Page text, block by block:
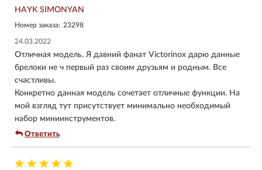
HAYK SIMONYAN
Номер заказа: 23298
24.03.2022
Отличная модель. Я давний фанат Victorinox дарю данные
брелоки не ч первый раз своим друзьям и родным. Все
счастливы.
Конкретно данная модель сочетает отличные функции. На
мой взгляд тут присутствует минимально необходимый
набор миниинструментов.
Ответить